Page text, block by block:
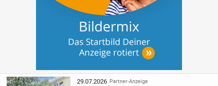
29.07.2026 Partner-Anzeige